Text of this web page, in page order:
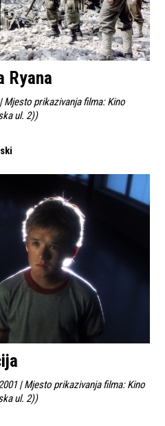
Ryana
Mjesto prikazivanja filma: Kino
ul. 2))
| Mjesto prikazivanja filma: Kino
ul. 2))